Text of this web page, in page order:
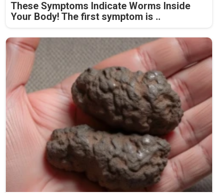
These Symptoms Indicate Worms Inside
Your Body! The first symptom is ..